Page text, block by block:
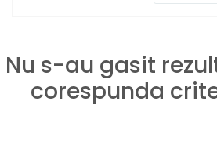
Nu s-au gasit
corespunda